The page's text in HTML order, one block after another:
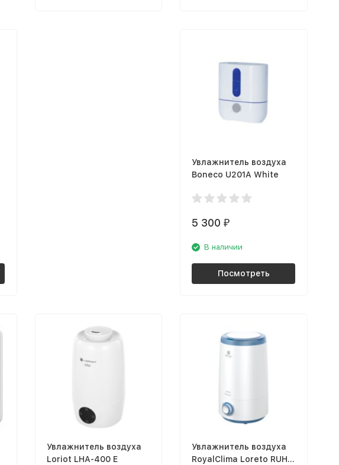
Увлажнитель воздуха
Boneco U201A White
5 300₽
В наличии
Посмотреть
Увлажнитель воздуха
Loriot LHA-400 E
Увлажнитель воздуха
RoyalClima Loreto RUH-